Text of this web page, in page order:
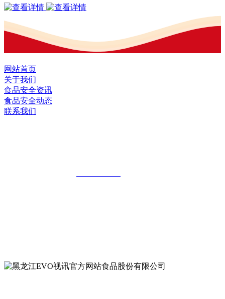
网站首页
关于我们
食品安全资讯
食品安全动态
联系我们